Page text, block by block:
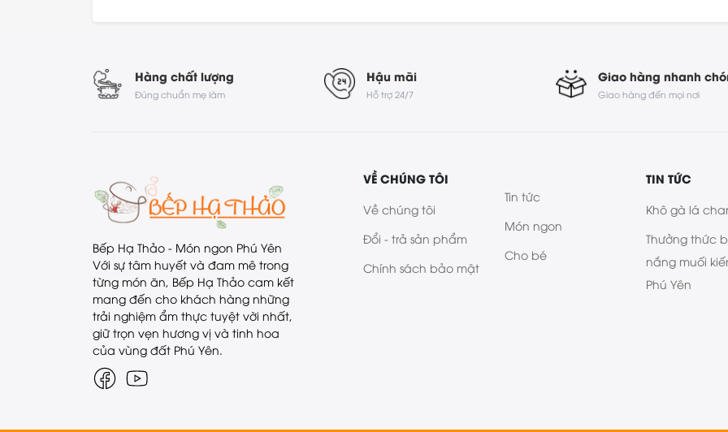
Hàng chất lượng
Đúng chuẩn mẹ làm
Hậu mãi
Hỗ trợ 24/7
Giao hàng nhanh
Giao hàng đến mọi nơi
Bếp Hạ Thảo - Món ngon Phú Yên
Với sự tâm huyết và đam mê trong
từng món ăn, Bếp Hạ Thảo cam kết
mang đến cho khách hàng những
trải nghiệm ẩm thực tuyệt vời nhất,
giữ trọn vẹn hương vị và tinh hoa
của vùng đất Phú Yên.
VỀ CHÚNG TÔI
Về chúng tôi
Đổi - trả sản phẩm
Chính sách bảo mật
Tin tức
Món ngon
Cho bé
TIN TỨC
Khô gà lá
Thưởng thức
nắng muối
Phú Yên